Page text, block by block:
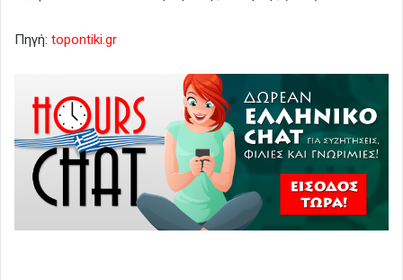
Πηγή: topontiki.gr